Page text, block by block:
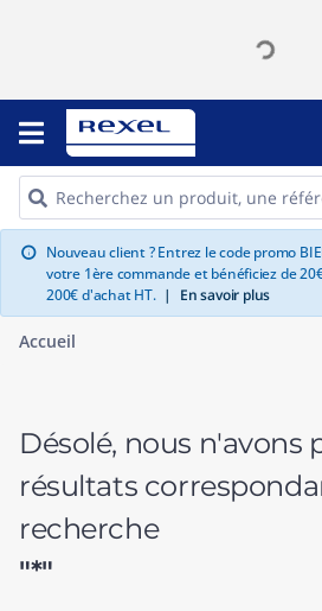
info Nouveau client ? Entrez le code promo
votre 1ère commande et bénéficiez de
200€ d'achat HT. | En savoir plus
Accueil
Désolé, nous n'avons
résultats
recherche
"*"